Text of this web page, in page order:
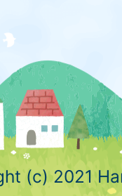
(c) 2021